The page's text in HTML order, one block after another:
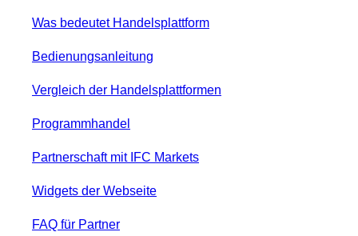
Was bedeutet Handelsplattform
Bedienungsanleitung
Vergleich der Handelsplattformen
Programmhandel
Partnerschaft mit IFC Markets
Widgets der Webseite
FAQ für Partner